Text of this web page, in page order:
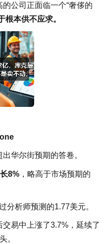
公司正面临一个“奢侈的
根本供不应求。
华尔街预期的答卷。
8% ，略高于市场预期的
分析师预测的1.77美元。
易中上涨了3.7%，延续了
。